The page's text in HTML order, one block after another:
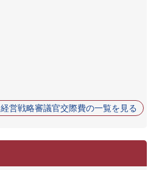
経営戦略審議官交際費の一覧を見る